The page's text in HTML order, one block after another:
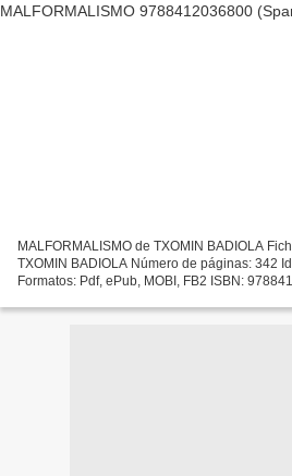
MALFORMALISMO de TXOMIN BADIOLA
TXOMIN BADIOLA Número de páginas: 342
Formatos: Pdf, ePub, MOBI, FB2 ISBN: